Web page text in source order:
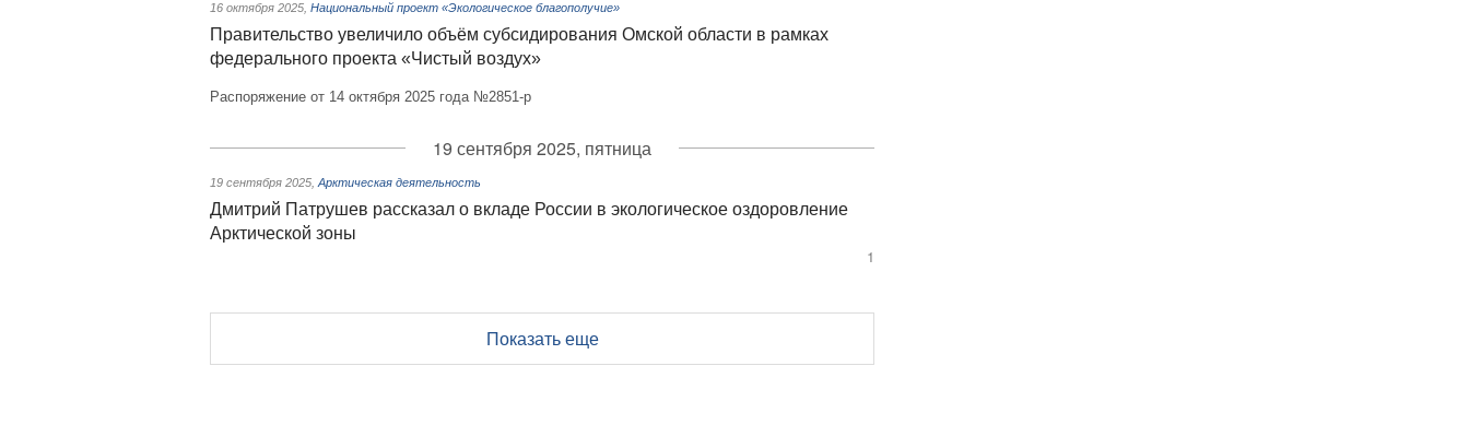
16 октября 2025 Национальный проект «Экологическое благополучие»
Правительство увеличило объём субсидирования Омской области в рамках
федерального проекта «Чистый воздух»
Распоряжение от 14 октября 2025 года №2851-р
19 сентября 2025, пятница
19 сентября 2025 Арктическая деятельность
Дмитрий Патрушев рассказал о вкладе России в экологическое оздоровление
Арктической зоны
1
Показать еще